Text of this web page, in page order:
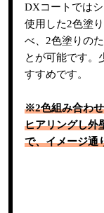
DXコートでは
使用した2色塗
べ、2色塗りの
とが可能です。
すすめです。
※2色組み合わ
ヒアリングし外
で、イメージ通